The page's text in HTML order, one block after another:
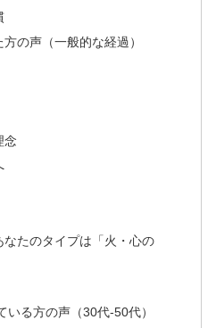
の声（一般的な経過）
念
たのタイプは「火・心の
いる方の声（30代-50代）